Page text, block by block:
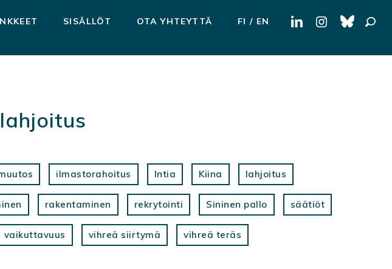
SISÄLLÖT OTA YHTEYTTÄ FI EN Haku:
lahjoitus
ilmastorahoitus Intia Kiina lahjoitus
rakentaminen rekrytointi Sininen pallo säätiöt
vaikuttavuus vihreä siirtymä vihreä teräs